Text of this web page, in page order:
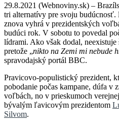
29.8.2021 (Webnoviny.sk) –
tri alternatívy pre svoju
znova vyhrá v prezidentských
budúci rok. V sobotu to povedal
lídrami. Ako však dodal, neexistuje
pretože „nikto na Zemi mi nebude
spravodajský portál BBC.
Pravicovo-populistický prezident,
pobodanie počas kampane, dúfa v
voľbách, no v prieskumoch
bývalým ľavicovým prezidentom
Silvom.